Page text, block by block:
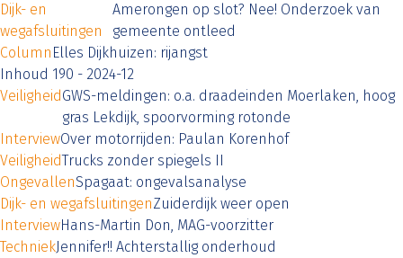
Dijk- en
wegafsluitingen
Amerongen op slot? Nee! Onderzoek van
gemeente ontleed
Column Elles Dijkhuizen: rijangst
Inhoud 190 - 2024-12
VeiligheidGWS-meldingen: o.a. draadeinden Moerlaken, hoog
gras Lekdijk, spoorvorming rotonde
InterviewOver motorrijden: Paulan Korenhof
VeiligheidTrucks zonder spiegels II
OngevallenSpagaat: ongevalsanalyse
Dijk- en wegafsluitingenZuiderdijk weer open
InterviewHans-Martin Don, MAG-voorzitter
TechniekJennifer!! Achterstallig onderhoud